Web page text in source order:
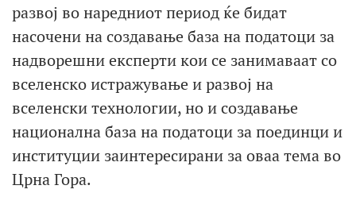
развој во наредниот период ќе бидат
насочени на создавање база на податоци за
надворешни експерти кои се занимаваат со
вселенско истражување и развој на
вселенски технологии, но и создавање
национална база на податоци за поединци и
институции заинтересирани за оваа тема во
Црна Гора.